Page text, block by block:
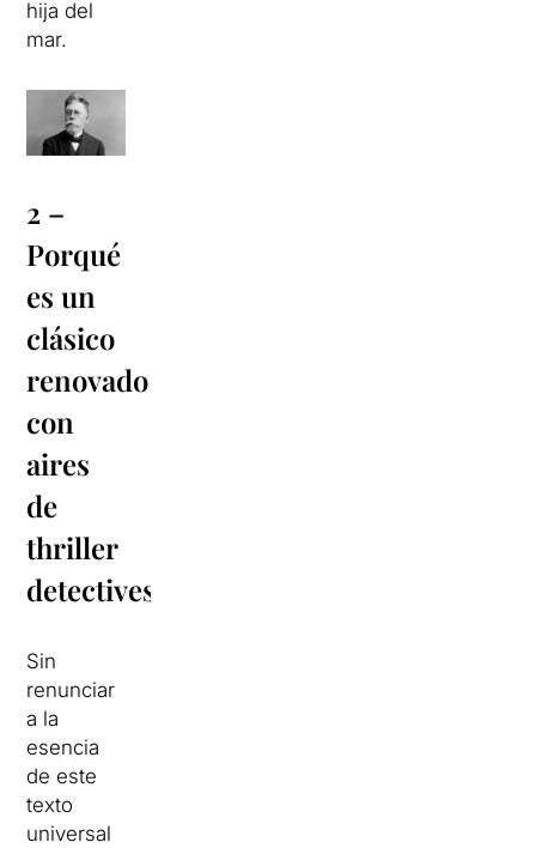
hija del
mar.
2 –
Porqué
es un
clásico
renovado
con
aires
de
thriller
detectivesco
Sin
renunciar
a la
esencia
de este
texto
universal